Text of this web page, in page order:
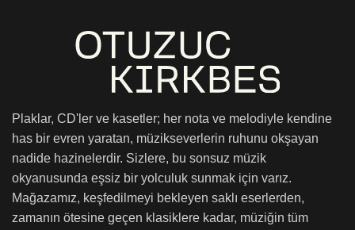
Plaklar, CD'ler ve kasetler; her nota ve melodiyle kendine
has bir evren yaratan, müzikseverlerin ruhunu okşayan
nadide hazinelerdir. Sizlere, bu sonsuz müzik
okyanusunda eşsiz bir yolculuk sunmak için varız.
Mağazamız, keşfedilmeyi bekleyen saklı eserlerden,
zamanın ötesine geçen klasiklere kadar, müziğin tüm